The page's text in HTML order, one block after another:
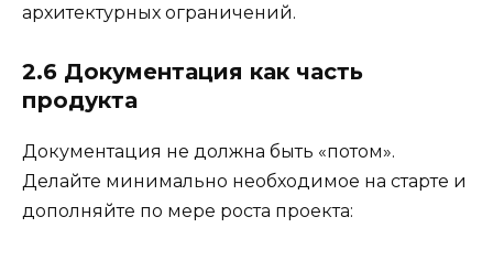
архитектурных ограничений.
2.6 Документация как часть
продукта
Документация не должна быть «потом».
Делайте минимально необходимое на старте и
дополняйте по мере роста проекта: